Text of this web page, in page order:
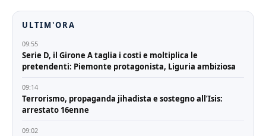
ULTIM'ORA
09:55
Serie D, il Girone A taglia i costi e moltiplica le
pretendenti: Piemonte protagonista, Liguria ambiziosa
09:14
Terrorismo, propaganda jihadista e sostegno all’Isis:
arrestato 16enne
09:02